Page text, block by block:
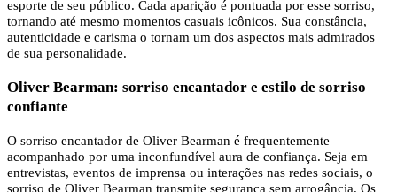
esporte de seu público. Cada aparição é pontuada por esse sorriso,
tornando até mesmo momentos casuais icônicos. Sua constância,
autenticidade e carisma o tornam um dos aspectos mais admirados
de sua personalidade.
Oliver Bearman: sorriso encantador e estilo de sorriso
confiante
O sorriso encantador de Oliver Bearman é frequentemente
acompanhado por uma inconfundível aura de confiança. Seja em
entrevistas, eventos de imprensa ou interações nas redes sociais, o
sorriso de Oliver Bearman transmite segurança sem arrogância. Os